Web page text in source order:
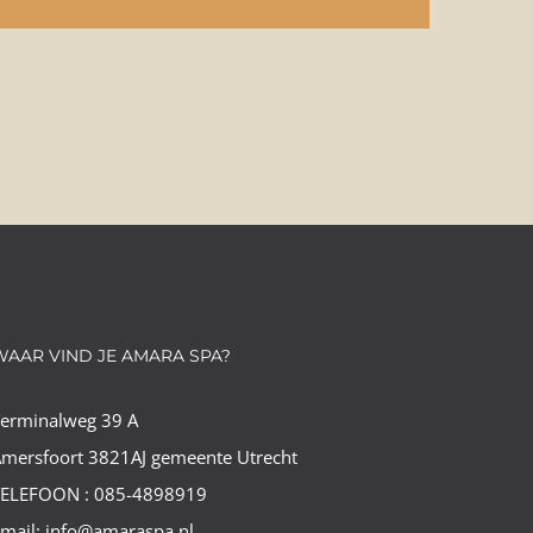
VIND JE AMARA SPA?
39 A
3821AJ gemeente Utrecht
: 085-4898919